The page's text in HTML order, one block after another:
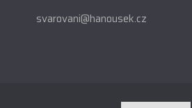
svarovani@hanousek.cz